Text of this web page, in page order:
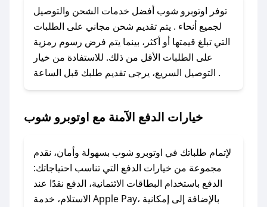
الكوبون، تواصل معنا عبر تويتر أو البريد الإلكتروني
لإضافته بسرعة.
### كيفية استخدام كود خصم اوتوبرو شوب؟
1. انسخ كود الخصم من تطبيق صحصح.
2. الصقه في خانة الدفع عند التسوق من اوتوبرو
لا تقلق! يمكنك التواصل مع فريق دعم صحصح عبر
الرسائل الخاصة على تويتر أو البريد الإلكتروني،
وسنقوم بحل المشكلة في أسرع وقت ممكن.
توفر اوتوبرو شوب أفضل خدمات الشحن والتوصيل
لجميع أنحاء . يتم تقديم شحن مجاني على الطلبات
التي تبلغ قيمتها أو أكثر، بينما يتم فرض رسوم رمزية
على الطلبات الأقل من ذلك. للاستفادة من خيار
التوصيل السريع، يرجى تقديم طلبك قبل الساعة .
خيارات الدفع الآمنة مع اوتوبرو شوب
لإتمام طلباتك في اوتوبرو شوب بسهولة وأمان، نقدم
مجموعة من خيارات الدفع التي تناسب احتياجاتك:
الدفع باستخدام البطاقات الائتمانية، الدفع نقدًا عند
الاستلام، خدمة Apple Pay، بالإضافة إلى إمكانية